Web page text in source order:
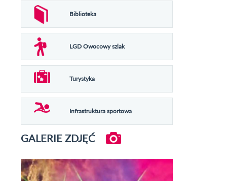
Biblioteka
LGD Owocowy szlak
Turystyka
Infrastruktura sportowa
GALERIE ZDJĘĆ